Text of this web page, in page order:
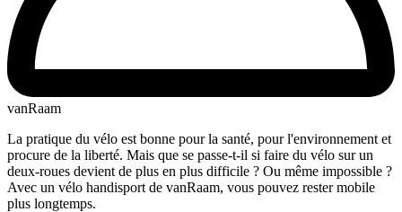
vanRaam
La pratique du vélo est bonne pour la santé, pour l'environnement et
procure de la liberté. Mais que se passe-t-il si faire du vélo sur un
deux-roues devient de plus en plus difficile ? Ou même impossible ?
Avec un vélo handisport de vanRaam, vous pouvez rester mobile
plus longtemps.